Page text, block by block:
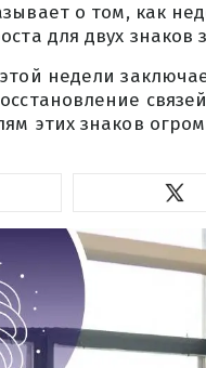
о том, как
для двух
недели
этих знаков